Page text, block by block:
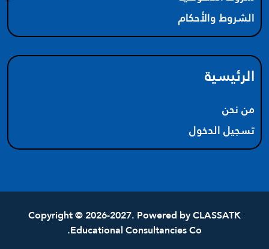
الشروط والأحكام
الرئيسية
من نحن
تسجيل الدخول
Copyright © 2026-2027. Powered byCLASSATK
Educational Consultancies Co.